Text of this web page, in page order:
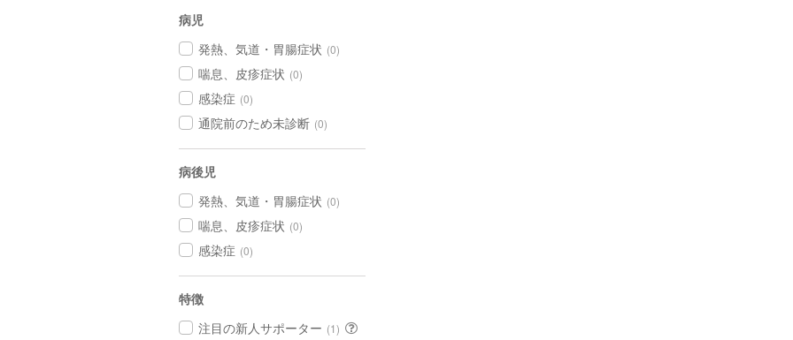
病児
発熱、気道・胃腸症状 (0)
喘息、皮疹症状 (0)
感染症 (0)
通院前のため未診断 (0)
病後児
発熱、気道・胃腸症状 (0)
喘息、皮疹症状 (0)
感染症 (0)
特徴
注目の新人サポーター (1)